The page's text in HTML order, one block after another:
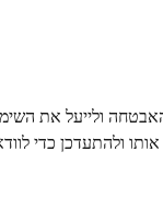
ולייעל את
ולהתעדכן כדי